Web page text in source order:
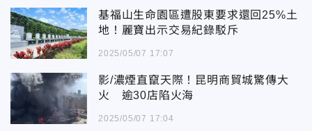
基福山生命園區遭股東要求還回25%土
地！麗寶出示交易紀錄駁斥
2025/05/07 17:07
影/濃煙直竄天際！昆明商貿城驚傳大
火 逾30店陷火海
2025/05/07 17:04